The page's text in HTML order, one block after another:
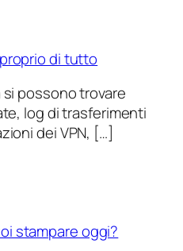
di tutto
possono trovare
log di trasferimenti
dei VPN, […]
stampare oggi?